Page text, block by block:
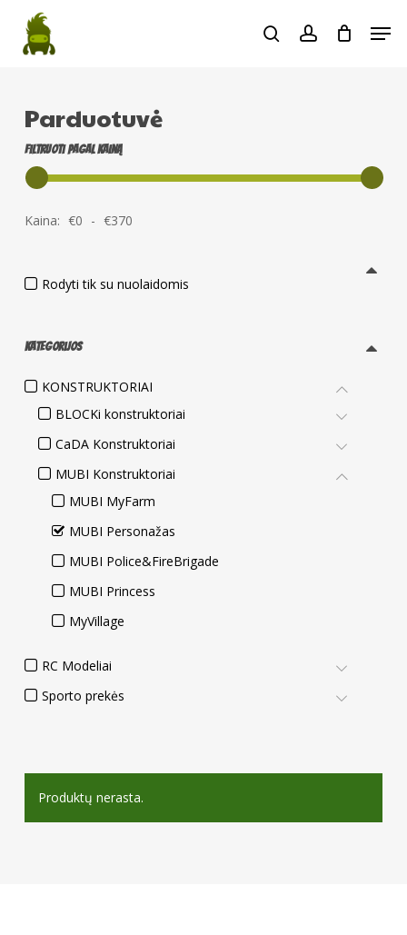
main
searchaccount
Parduotuvė
Filtruoti pagal kainą
Kaina: €0 - €370
Rodyti tik su nuolaidomis
Kategorijos
KONSTRUKTORIAI
BLOCKi konstruktoriai
CaDA Konstruktoriai
MUBI Konstruktoriai
MUBI MyFarm
MUBI Personažas
MUBI Police&FireBrigade
MUBI Princess
MyVillage
RC Modeliai
Sporto prekės
Produktų nerasta.